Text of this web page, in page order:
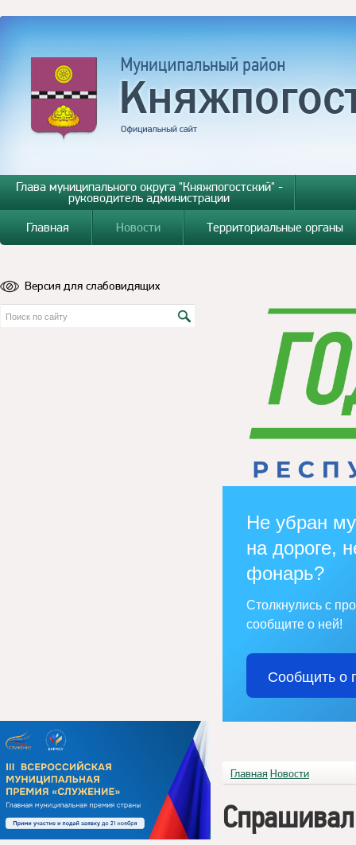
Глава муниципального округа "Княжпогостский" -
руководитель администрации
Главная
Новости Территориальные органы
Версия для слабовидящих
Не убран
на дороге,
фонарь?
Столкнулись с
сообщите о ней!
Сообщить о
Главная Новости